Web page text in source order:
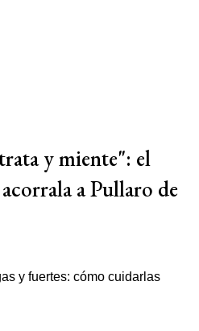
y miente": el
a Pullaro de